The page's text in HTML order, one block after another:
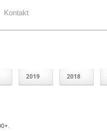
Kontakt
2019 2018